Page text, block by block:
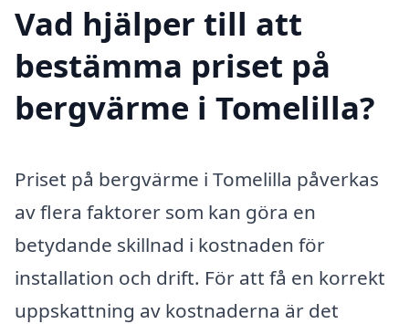
Vad hjälper till att
bestämma priset på
bergvärme i Tomelilla?
Priset på bergvärme i Tomelilla påverkas
av flera faktorer som kan göra en
betydande skillnad i kostnaden för
installation och drift. För att få en korrekt
uppskattning av kostnaderna är det